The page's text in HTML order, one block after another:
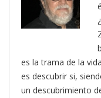
es la trama de la
es descubrir si,
un descubrimiento